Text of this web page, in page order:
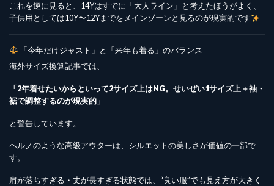
これを逆に見ると、14Yはすでに「大人ライン」と考えたほうがよく、
子供用としては10Y〜12Yまでをメインゾーンと見るのが現実的です
「今年だけジャスト」と「来年も着る」のバランス
海外サイズ換算記事では、
「2年着せたいからといって2サイズ上はNG。せいぜい1サイズ上＋袖・
裾で調整するのが現実的」
と警告しています。
ヘルノのような高級アウターは、シルエットの美しさが価値の一部で
す。
肩が落ちすぎる・丈が長すぎる状態では、“良い服”でも見え方が大きく